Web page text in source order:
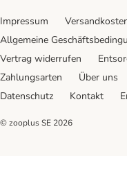
Impressum
Allgemeine
Vertrag widerrufen
Zahlungsarten
Über uns
Datenschutz
Kontakt
© zooplus SE 2026